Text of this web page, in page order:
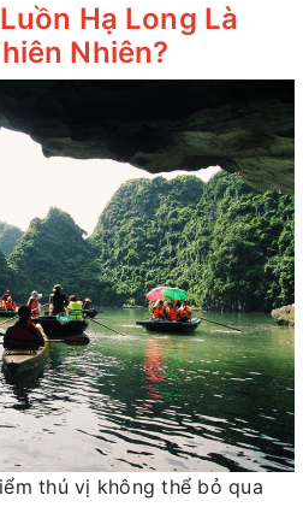
Hạ Long Là
Nhiên?
thú vị không thể bỏ qua